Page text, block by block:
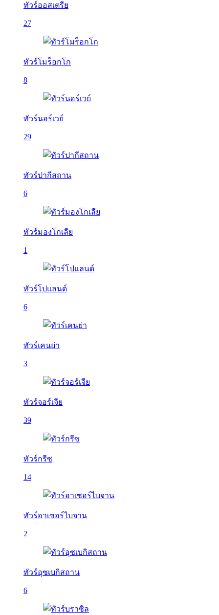
ทัวร์ออสเตรีย
27
ทัวร์โมร็อกโก
8
ทัวร์นอร์เวย์
29
ทัวร์ปากีสถาน
6
ทัวร์มองโกเลีย
1
ทัวร์โปแลนด์
6
ทัวร์เคนย่า
3
ทัวร์จอร์เจีย
39
ทัวร์กรีซ
14
ทัวร์อาเซอร์ไบจาน
2
ทัวร์อุซเบกิสถาน
6